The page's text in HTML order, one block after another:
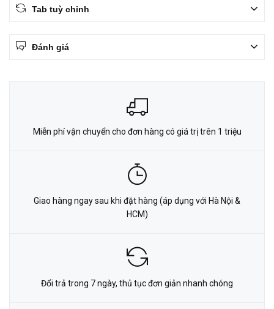
Tab tuỳ chỉnh
Đánh giá
Miễn phí vận chuyển cho đơn hàng có giá trị trên 1 triệu
Giao hàng ngay sau khi đặt hàng (áp dụng với Hà Nội &
HCM)
Đổi trả trong 7 ngày, thủ tục đơn giản nhanh chóng